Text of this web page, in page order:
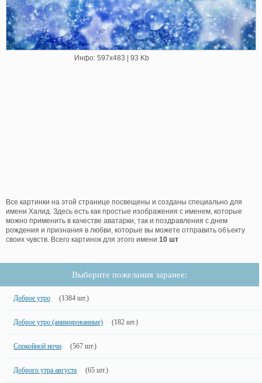
Инфо: 597х483 | 93 Kb
Все картинки на этой странице посвещены и созданы специально для
имени Халид. Здесь есть как простые изображения с именем, которые
можно применить в качестве аватарки, так и поздравления с днем
рождения и признания в любви, которые вы можете отправить объекту
своих чувств. Всего картинок для этого имени 10 шт
Выберите пожелания заранее:
Доброе утро (1384 шт.)
Доброе утро (анимированные) (182 шт.)
Спокойной ночи (567 шт.)
Доброго утра августа (65 шт.)